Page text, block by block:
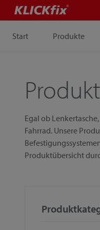
Start Produkte
Egal ob
Fahrrad. Unsere
Produktübersicht